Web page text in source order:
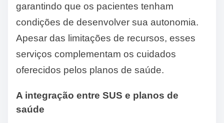
garantindo que os pacientes tenham
condições de desenvolver sua autonomia.
Apesar das limitações de recursos, esses
serviços complementam os cuidados
oferecidos pelos planos de saúde.
A integração entre SUS e planos de
saúde